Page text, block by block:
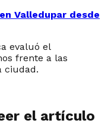
Valledupar desde
evaluó el
frente a las
ciudad.
el artículo